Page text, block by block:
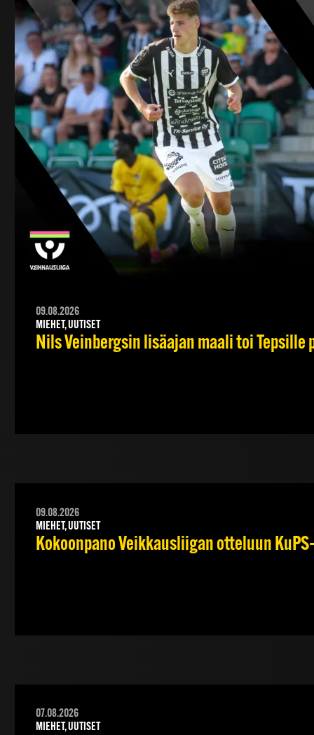
09.08.2026
MIEHET, UUTISET
Nils Veinbergsin lisäajan maali toi Tepsille
09.08.2026
MIEHET, UUTISET
Kokoonpano Veikkausliigan otteluun
07.08.2026
MIEHET, UUTISET